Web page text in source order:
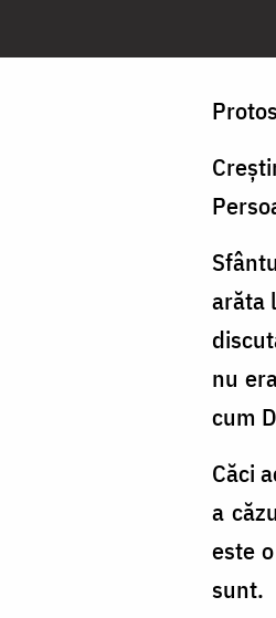
arăta
nu
cum
Căci
a
este
sunt.